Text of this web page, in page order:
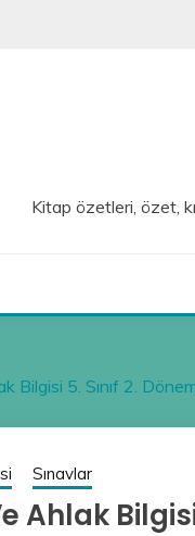
Kitap özetleri, özet,
Bilgisi 5. Sınıf 2. Dönem
Sınavlar
Bilgisi